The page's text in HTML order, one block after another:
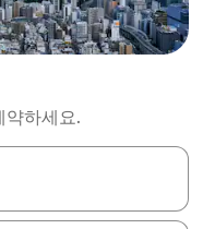
약하세요.
용하거나 터치 또는 스와이